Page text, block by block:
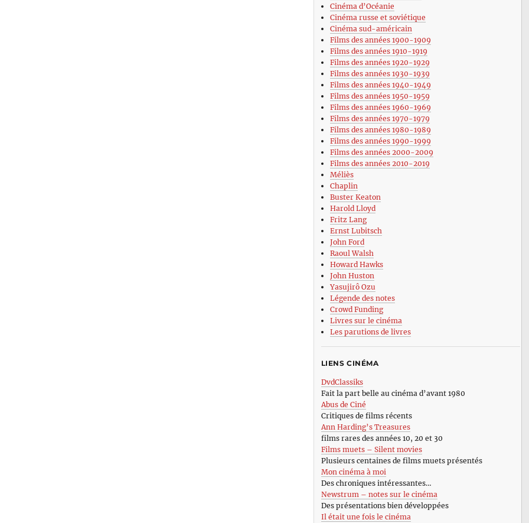
Cinéma d’Océanie
Cinéma russe et soviétique
Cinéma sud-américain
Films des années 1900-1909
Films des années 1910-1919
Films des années 1920-1929
Films des années 1930-1939
Films des années 1940-1949
Films des années 1950-1959
Films des années 1960-1969
Films des années 1970-1979
Films des années 1980-1989
Films des années 1990-1999
Films des années 2000-2009
Films des années 2010-2019
Méliès
Chaplin
Buster Keaton
Harold Lloyd
Fritz Lang
Ernst Lubitsch
John Ford
Raoul Walsh
Howard Hawks
John Huston
Yasujirô Ozu
Légende des notes
Crowd Funding
Livres sur le cinéma
Les parutions de livres
LIENS CINÉMA
DvdClassiks
Fait la part belle au cinéma d’avant 1980
Abus de Ciné
Critiques de films récents
Ann Harding’s Treasures
films rares des années 10, 20 et 30
Films muets – Silent movies
Plusieurs centaines de films muets présentés
Mon cinéma à moi
Des chroniques intéressantes…
Newstrum – notes sur le cinéma
Des présentations bien développées
Il était une fois le cinéma